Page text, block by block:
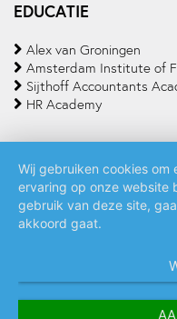
EDUCATIE
Alex van Groningen
Amsterdam Institute of
Sijthoff Accountants
HR Academy
Algemene voorwaarden
Wij gebruiken cookies
ervaring op onze website
gebruik van deze site,
akkoord gaat.